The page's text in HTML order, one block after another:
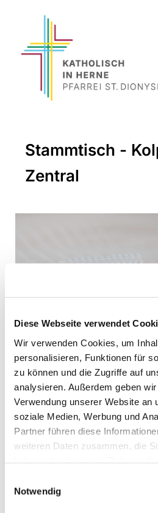
Diese Webseite verwendet
Wir verwenden Cookies, um
personalisieren, Funktionen für
zu können und die Zugriffe auf
analysieren. Außerdem geben
Verwendung unserer Website an
soziale Medien, Werbung und
Partner führen diese
weiteren Daten zusammen, die
Notwendig
Stammtisch -
Zentral
Donnerstag, 6.
19:30 Uhr
Pfarrzentrum St.